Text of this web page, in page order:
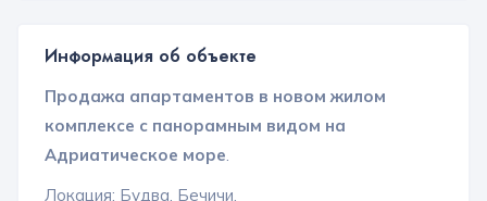
Информация об объекте
Продажа апартаментов в новом жилом
комплексе с панорамным видом на
Адриатическое море
Локация: Будва, Бечичи.